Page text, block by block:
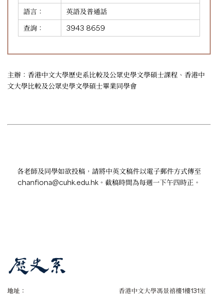
語言：
英語及普通話
查詢：
3943 8659
主辦：香港中文大學歷史系比較及公眾史學文學碩士課程、香港中
文大學比較及公眾史學文學碩士畢業同學會
各老師及同學如欲投稿，請將中英文稿件以電子郵件方式傳至
chanfiona@cuhk.edu.hk 。截稿時間為每週一下午四時正。
地址：
香港中文大學馮景禧樓1樓131室